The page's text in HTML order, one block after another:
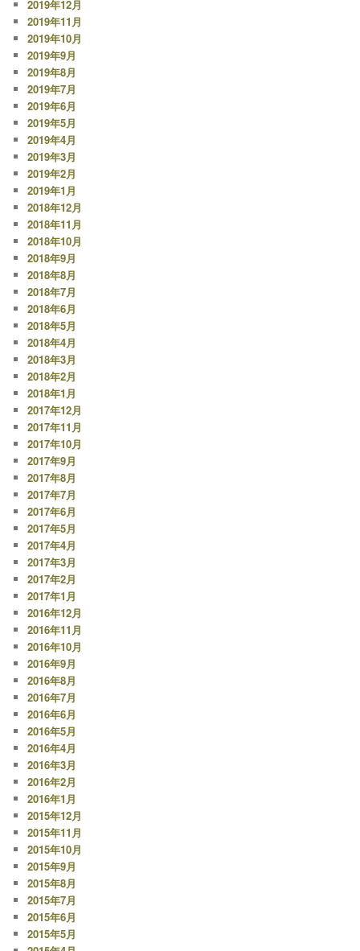
2019年12月
2019年11月
2019年10月
2019年9月
2019年8月
2019年7月
2019年6月
2019年5月
2019年4月
2019年3月
2019年2月
2019年1月
2018年12月
2018年11月
2018年10月
2018年9月
2018年8月
2018年7月
2018年6月
2018年5月
2018年4月
2018年3月
2018年2月
2018年1月
2017年12月
2017年11月
2017年10月
2017年9月
2017年8月
2017年7月
2017年6月
2017年5月
2017年4月
2017年3月
2017年2月
2017年1月
2016年12月
2016年11月
2016年10月
2016年9月
2016年8月
2016年7月
2016年6月
2016年5月
2016年4月
2016年3月
2016年2月
2016年1月
2015年12月
2015年11月
2015年10月
2015年9月
2015年8月
2015年7月
2015年6月
2015年5月